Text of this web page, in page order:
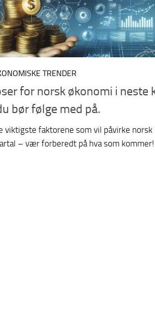
TRENDER
for norsk økonomi i neste
bør følge med på.
viktigste faktorene som vil påvirke norsk
– vær forberedt på hva som kommer!